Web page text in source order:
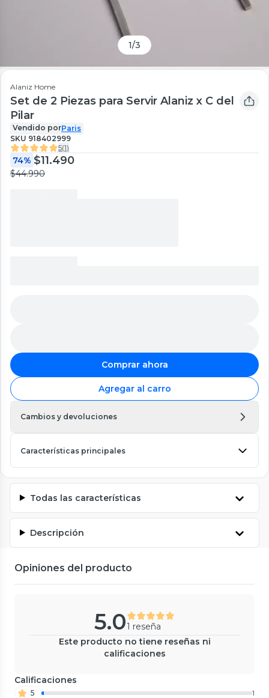
1/3
Alaniz Home
Set de 2 Piezas para Servir Alaniz x C del
Pilar
Vendido porParis
SKU 918402999
5(1)
74% $11.490
$44.990
Comprar ahora
Agregar al carro
Cambios y devoluciones
Características principales
Todas las características
Descripción
Opiniones del producto
5.01 reseña
Este producto no tiene reseñas ni
calificaciones
Calificaciones
5
1